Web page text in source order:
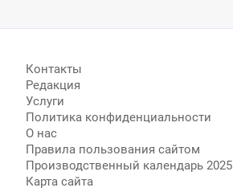
Контакты
Редакция
Услуги
Политика конфиденциальности
О нас
Правила пользования сайтом
Производственный календарь 2025
Карта сайта